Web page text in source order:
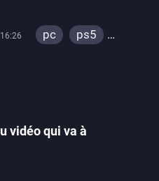
pc
ps5
vidéo qui va à